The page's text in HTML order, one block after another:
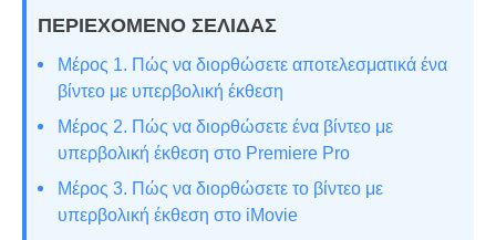
ΠΕΡΙΕΧΟΜΕΝΟ ΣΕΛΙΔΑΣ
Μέρος 1. Πώς να διορθώσετε αποτελεσματικά ένα
βίντεο με υπερβολική έκθεση
Μέρος 2. Πώς να διορθώσετε ένα βίντεο με
υπερβολική έκθεση στο Premiere Pro
Μέρος 3. Πώς να διορθώσετε το βίντεο με
υπερβολική έκθεση στο iMovie